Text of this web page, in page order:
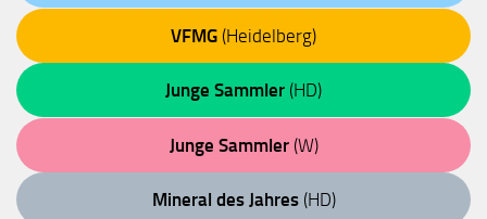
VFMG (Heidelberg)
Junge Sammler (HD)
Junge Sammler(W)
Mineral des Jahres(HD)